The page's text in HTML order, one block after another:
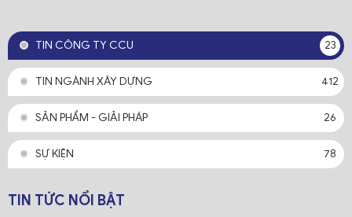
TIN CÔNG TY CCU 23
TIN NGÀNH XÂY DỰNG 412
SẢN PHẨM - GIẢI PHÁP 26
SỰ KIỆN 78
TIN TỨC NỔI BẬT